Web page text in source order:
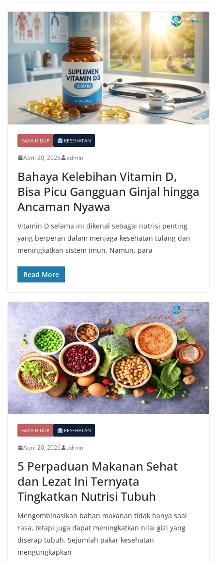
GAYA HIDUP KESEHATAN
April 20, 2026 admin
Bahaya Kelebihan Vitamin D,
Bisa Picu Gangguan Ginjal hingga
Ancaman Nyawa
Vitamin D selama ini dikenal sebagai nutrisi penting
yang berperan dalam menjaga kesehatan tulang dan
meningkatkan sistem imun. Namun, para
Read More
GAYA HIDUP KESEHATAN
April 20, 2026 admin
5 Perpaduan Makanan Sehat
dan Lezat Ini Ternyata
Tingkatkan Nutrisi Tubuh
Mengombinasikan bahan makanan tidak hanya soal
rasa, tetapi juga dapat meningkatkan nilai gizi yang
diserap tubuh. Sejumlah pakar kesehatan
mengungkapkan